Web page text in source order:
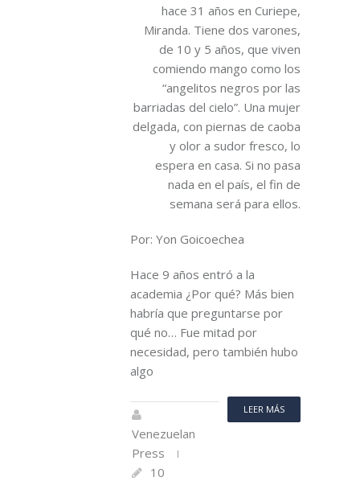
hace 31 años en Curiepe,
Miranda. Tiene dos varones,
de 10 y 5 años, que viven
comiendo mango como los
“angelitos negros por las
barriadas del cielo”. Una mujer
delgada, con piernas de caoba
y olor a sudor fresco, lo
espera en casa. Si no pasa
nada en el país, el fin de
semana será para ellos.
Por: Yon Goicoechea
Hace 9 años entró a la
academia ¿Por qué? Más bien
habría que preguntarse por
qué no… Fue mitad por
necesidad, pero también hubo
algo
LEER MÁS
Venezuelan
Press
10